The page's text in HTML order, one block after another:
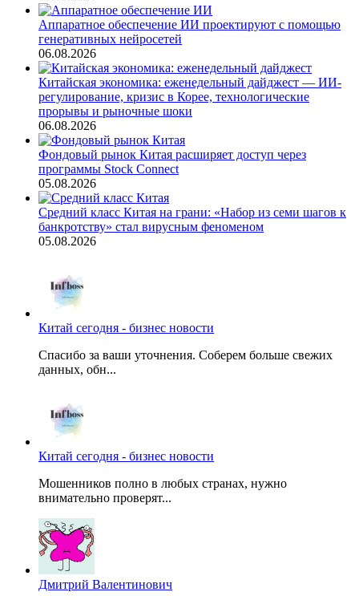
Аппаратное обеспечение ИИ проектируют с помощью
генеративных нейросетей
06.08.2026
Китайская экономика: еженедельный дайджест — ИИ-
регулирование, кризис в Корее, технологические
прорывы и рыночные шоки
06.08.2026
Фондовый рынок Китая расширяет доступ через
программы Stock Connect
05.08.2026
Средний класс Китая на грани: «Набор из семи шагов к
банкротству» стал вирусным феноменом
05.08.2026
Китай сегодня - бизнес новости
Спасибо за ваши уточнения. Соберем больше свежих
данных, обн...
Китай сегодня - бизнес новости
Мошенников полно в любых странах, нужно
внимательно проверят...
Дмитрий Валентинович